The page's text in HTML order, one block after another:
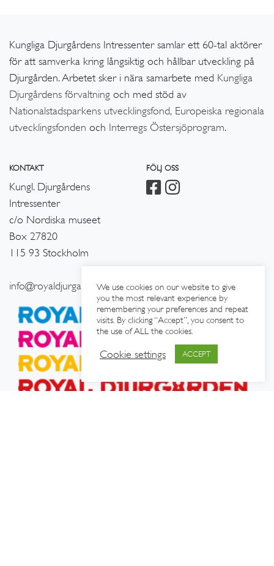
Kungliga Djurgårdens Intressenter samlar ett 60-tal aktörer
för att samverka kring långsiktig och hållbar utveckling på
Djurgården. Arbetet sker i nära samarbete med Kungliga
Djurgårdens förvaltning och med stöd av
Nationalstadsparkens utvecklingsfond, Europeiska regionala
utvecklingsfonden och Interregs Östersjöprogram.
KONTAKT
Kungl. Djurgårdens
Intressenter
c/o Nordiska museet
Box 27820
115 93 Stockholm
info@royaldjurgarden.se
FÖLJ OSS
We use cookies on our website to give
you the most relevant experience by
remembering your preferences and repeat
visits. By clicking “Accept”, you consent to
the use of ALL the cookies.
Cookie settings ACCEPT